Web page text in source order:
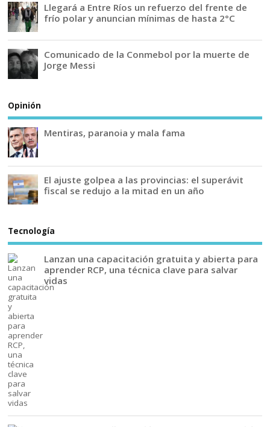
Llegará a Entre Ríos un refuerzo del frente de
frío polar y anuncian mínimas de hasta 2°C
Comunicado de la Conmebol por la muerte de
Jorge Messi
Opinión
Mentiras, paranoia y mala fama
El ajuste golpea a las provincias: el superávit
fiscal se redujo a la mitad en un año
Tecnología
Lanzan una capacitación gratuita y abierta para
aprender RCP, una técnica clave para salvar
vidas